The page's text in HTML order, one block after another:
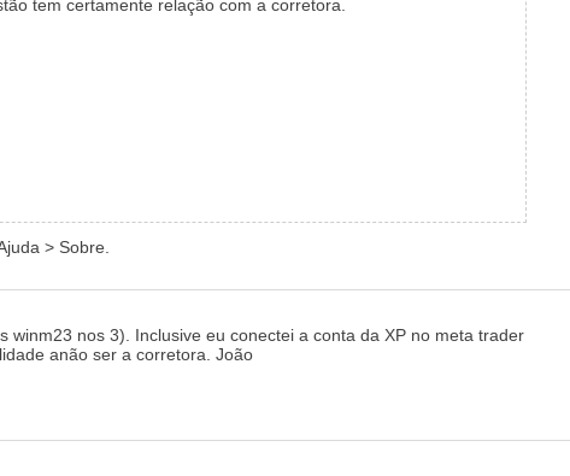
tem certamente relação com a corretora.
> Sobre.
nos 3). Inclusive eu conectei a conta da XP no meta trader
anão ser a corretora. João